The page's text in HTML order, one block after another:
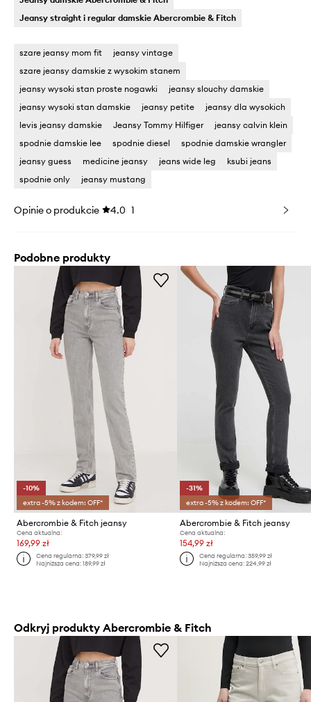
Jeansy straight i regular damskie Abercrombie & Fitch
szare jeansy mom fit
jeansy vintage
szare jeansy damskie z wysokim stanem
jeansy wysoki stan proste nogawki
jeansy slouchy damskie
jeansy wysoki stan damskie
jeansy petite
jeansy dla wysokich
levis jeansy damskie
Jeansy Tommy Hilfiger
jeansy calvin klein
spodnie damskie lee
spodnie diesel
spodnie damskie wrangler
jeansy guess
medicine jeansy jeans wide leg
ksubi jeans
spodnie only
jeansy mustang
Opinie o produkcie 4.0 1
Podobne produkty
-10%
extra -5% z kodem: OFF*
Abercrombie & Fitch jeansy
Cena aktualna:
169,99 zł
Cena regularna:379,99 zł
Najniższa cena:189,99 zł
-31%
extra -5% z kodem: OFF*
Abercrombie & Fitch jeansy
Cena aktualna:
154,99 zł
Cena regularna: 359,99 zł
Najniższa cena: 224,99 zł
Odkryj produkty Abercrombie & Fitch